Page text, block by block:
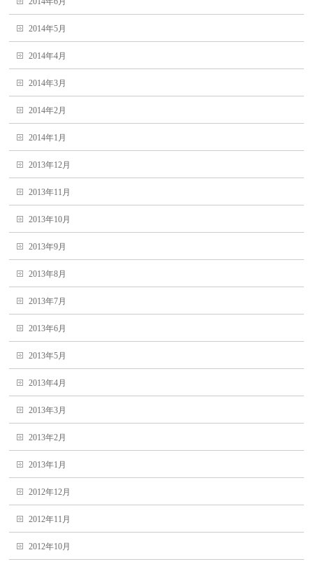
2014年5月
2014年4月
2014年3月
2014年2月
2014年1月
2013年12月
2013年11月
2013年10月
2013年9月
2013年8月
2013年7月
2013年6月
2013年5月
2013年4月
2013年3月
2013年2月
2013年1月
2012年12月
2012年11月
2012年10月